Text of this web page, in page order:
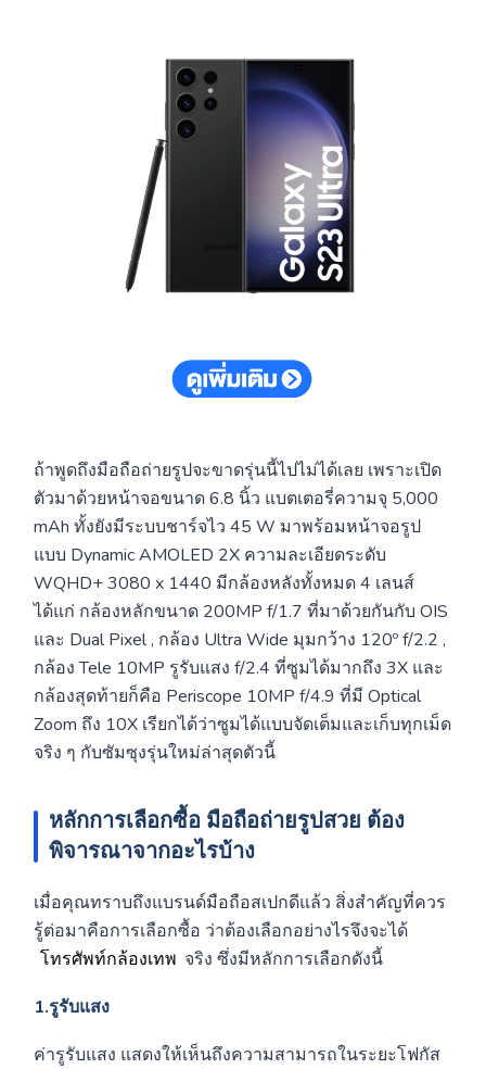
ถ้าพูดถึงมือถือถ่ายรูปจะขาดรุ่นนี้ไปไม่ได้เลย เพราะเปิด
ตัวมาด้วยหน้าจอขนาด 6.8 นิ้ว แบตเตอรี่ความจุ 5,000
mAh ทั้งยังมีระบบชาร์จไว 45 W มาพร้อมหน้าจอรูป
แบบ Dynamic AMOLED 2X ความละเอียดระดับ
WQHD+ 3080 x 1440 มีกล้องหลังทั้งหมด 4 เลนส์
ได้แก่ กล้องหลักขนาด 200MP f/1.7 ที่มาด้วยกันกับ OIS
และ Dual Pixel , กล้อง Ultra Wide มุมกว้าง 120º f/2.2 ,
กล้อง Tele 10MP รูรับแสง f/2.4 ที่ซูมได้มากถึง 3X และ
กล้องสุดท้ายก็คือ Periscope 10MP f/4.9 ที่มี Optical
Zoom ถึง 10X เรียกได้ว่าซูมได้แบบจัดเต็มและเก็บทุกเม็ด
จริง ๆ กับซัมซุงรุ่นใหม่ล่าสุดตัวนี้
หลักการเลือกซื้อ มือถือถ่ายรูปสวย ต้อง
พิจารณาจากอะไรบ้าง
เมื่อคุณทราบถึงแบรนด์มือถือสเปกดีแล้ว สิ่งสำคัญที่ควร
รู้ต่อมาคือการเลือกซื้อ ว่าต้องเลือกอย่างไรจึงจะได้
โทรศัพท์กล้องเทพ จริง ซึ่งมีหลักการเลือกดังนี้
1.รูรับแสง
ค่ารูรับแสง แสดงให้เห็นถึงความสามารถในระยะโฟกัส